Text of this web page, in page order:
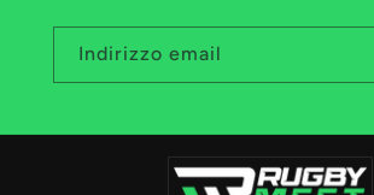
Indirizzo email